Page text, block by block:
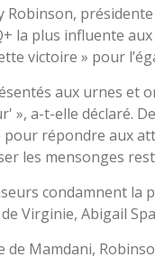
Robinson,
la plus influente
victoire » pour
aux urnes et
», a-t-elle déclaré.
répondre aux
les mensonges
condamnent la
Virginie, Abigail
de Mamdani,